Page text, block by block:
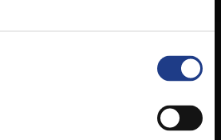
ELSŐ KÉZBŐL ÉRTESÜLHESSEN